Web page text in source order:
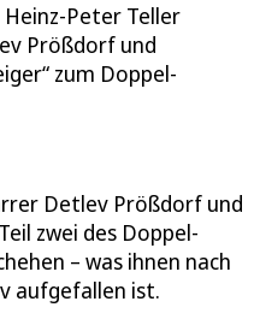
Peter Teller
Prößdorf und
zum Doppel-
Detlev Prößdorf und
zwei des Doppel-
– was ihnen nach
aufgefallen ist.